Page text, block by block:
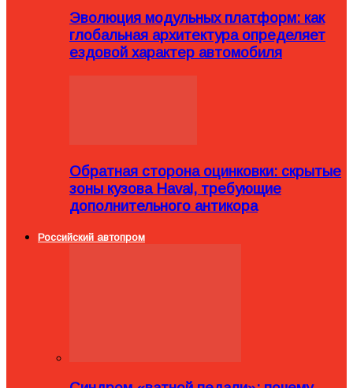
Эволюция модульных платформ: как
глобальная архитектура определяет
ездовой характер автомобиля
Обратная сторона оцинковки: скрытые
зоны кузова Haval, требующие
дополнительного антикора
Российский автопром